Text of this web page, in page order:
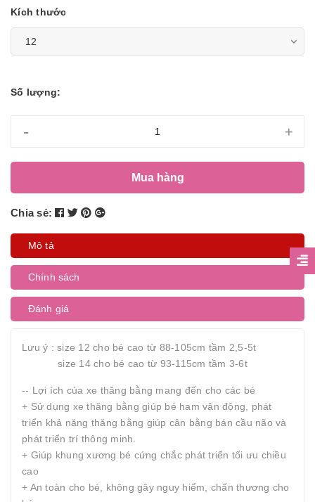
Kích thước
Số lượng:
- +
Mua hàng
Chia sẻ:
Mô tả
Chính sách
Đánh giá
Lưu ý : size 12 cho bé cao từ 88-105cm tầm 2,5-5t
size 14 cho bé cao từ 93-115cm tầm 3-6t
-- Lợi ích của xe thăng bằng mang đến cho các bé
+ Sử dụng xe thăng bằng giúp bé ham vận động, phát
triển khả năng thăng bằng giúp cân bằng bán cầu não và
phát triển trí thông minh.
+ Giúp khung xương bé cứng chắc phát triển tối ưu chiều
cao
+ An toàn cho bé, không gây nguy hiểm, chấn thương cho